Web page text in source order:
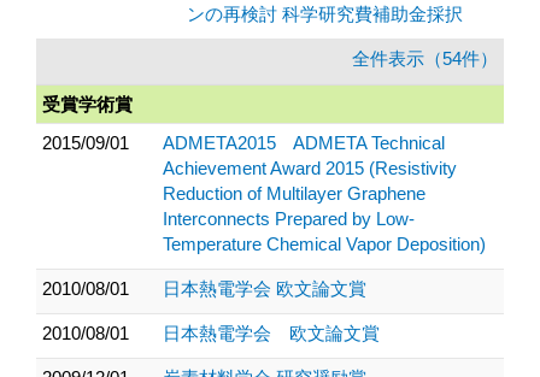
ンの再検討 科学研究費補助金採択
全件表示（54件）
受賞学術賞
2015/09/01
ADMETA2015 ADMETA Technical
Achievement Award 2015 (Resistivity
Reduction of Multilayer Graphene
Interconnects Prepared by Low-
Temperature Chemical Vapor Deposition)
2010/08/01 日本熱電学会 欧文論文賞
2010/08/01 日本熱電学会 欧文論文賞